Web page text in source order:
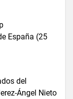
España (25
del
Ángel Nieto